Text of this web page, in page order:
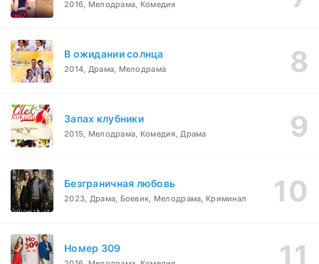
2016, Мелодрама, Комедия
В ожидании солнца
2014, Драма, Мелодрама
Запах клубники
2015, Мелодрама, Комедия, Драма
Безграничная любовь
2023, Драма, Боевик, Мелодрама, Криминал
Номер 309